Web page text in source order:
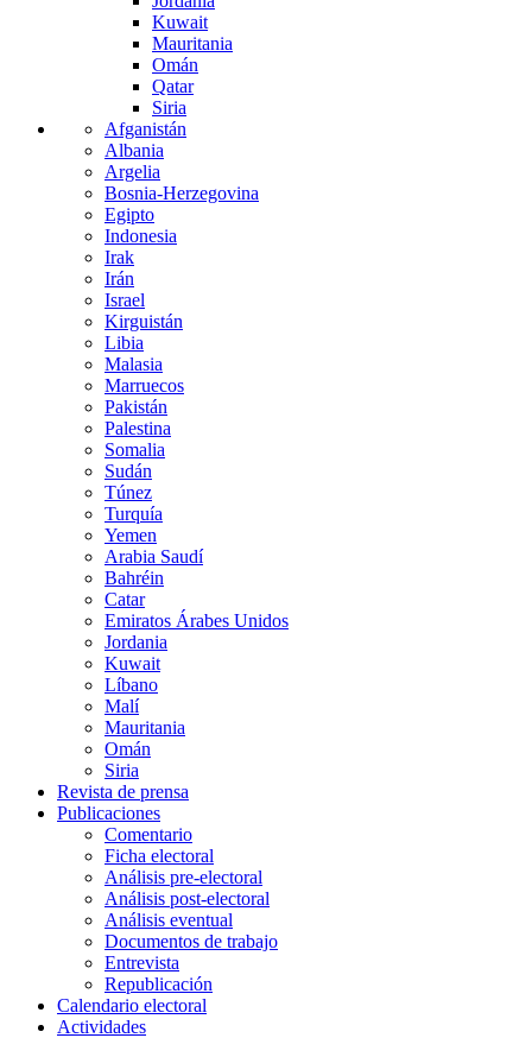
Kuwait
Mauritania
Omán
Qatar
Siria
Afganistán
Albania
Argelia
Bosnia-Herzegovina
Egipto
Indonesia
Irak
Irán
Israel
Kirguistán
Libia
Malasia
Marruecos
Pakistán
Palestina
Somalia
Sudán
Túnez
Turquía
Yemen
Arabia Saudí
Bahréin
Catar
Emiratos Árabes Unidos
Jordania
Kuwait
Líbano
Malí
Mauritania
Omán
Siria
Revista de prensa
Publicaciones
Comentario
Ficha electoral
Análisis pre-electoral
Análisis post-electoral
Análisis eventual
Documentos de trabajo
Entrevista
Republicación
Calendario electoral
Actividades